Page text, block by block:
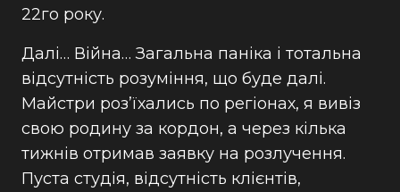
22го року.
Далі… Війна… Загальна паніка і тотальна
відсутність розуміння, що буде далі.
Майстри роз’їхались по регіонах, я вивіз
свою родину за кордон, а через кілька
тижнів отримав заявку на розлучення.
Пуста студія, відсутність клієнтів,